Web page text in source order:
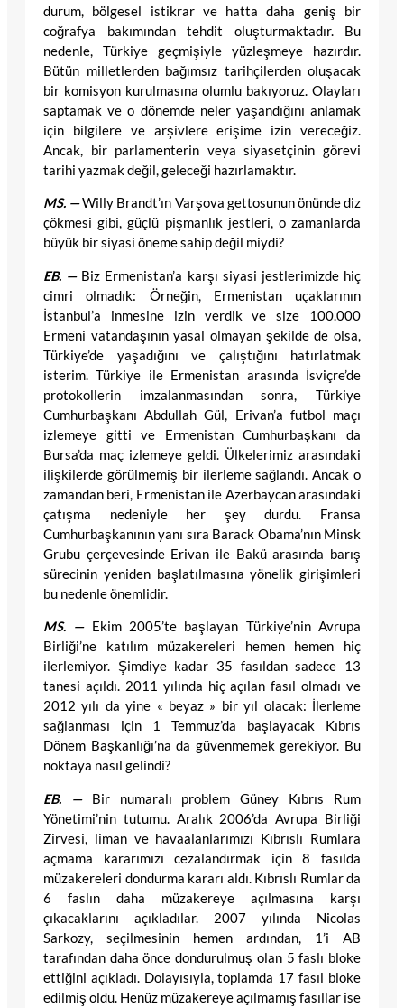
durum, bölgesel istikrar ve hatta daha geniş bir
coğrafya bakımından tehdit oluşturmaktadır. Bu
nedenle, Türkiye geçmişiyle yüzleşmeye hazırdır.
Bütün milletlerden bağımsız tarihçilerden oluşacak
bir komisyon kurulmasına olumlu bakıyoruz. Olayları
saptamak ve o dönemde neler yaşandığını anlamak
için bilgilere ve arşivlere erişime izin vereceğiz.
Ancak, bir parlamenterin veya siyasetçinin görevi
tarihi yazmak değil, geleceği hazırlamaktır.
MS. —Willy Brandt’ın Varşova gettosunun önünde diz
çökmesi gibi, güçlü pişmanlık jestleri, o zamanlarda
büyük bir siyasi öneme sahip değil miydi?
EB. —Biz Ermenistan’a karşı siyasi jestlerimizde hiç
cimri olmadık: Örneğin, Ermenistan uçaklarının
İstanbul’a inmesine izin verdik ve size 100.000
Ermeni vatandaşının yasal olmayan şekilde de olsa,
Türkiye’de yaşadığını ve çalıştığını hatırlatmak
isterim. Türkiye ile Ermenistan arasında İsviçre’de
protokollerin imzalanmasından sonra, Türkiye
Cumhurbaşkanı Abdullah Gül, Erivan’a futbol maçı
izlemeye gitti ve Ermenistan Cumhurbaşkanı da
Bursa’da maç izlemeye geldi. Ülkelerimiz arasındaki
ilişkilerde görülmemiş bir ilerleme sağlandı. Ancak o
zamandan beri, Ermenistan ile Azerbaycan arasındaki
çatışma nedeniyle her şey durdu. Fransa
Cumhurbaşkanının yanı sıra Barack Obama’nın Minsk
Grubu çerçevesinde Erivan ile Bakü arasında barış
sürecinin yeniden başlatılmasına yönelik girişimleri
bu nedenle önemlidir.
MS. —Ekim 2005’te başlayan Türkiye’nin Avrupa
Birliği’ne katılım müzakereleri hemen hemen hiç
ilerlemiyor. Şimdiye kadar 35 fasıldan sadece 13
tanesi açıldı. 2011 yılında hiç açılan fasıl olmadı ve
2012 yılı da yine « beyaz » bir yıl olacak: İlerleme
sağlanması için 1 Temmuz’da başlayacak Kıbrıs
Dönem Başkanlığı’na da güvenmemek gerekiyor. Bu
noktaya nasıl gelindi?
EB. —Bir numaralı problem Güney Kıbrıs Rum
Yönetimi’nin tutumu. Aralık 2006’da Avrupa Birliği
Zirvesi, liman ve havaalanlarımızı Kıbrıslı Rumlara
açmama kararımızı cezalandırmak için 8 fasılda
müzakereleri dondurma kararı aldı. Kıbrıslı Rumlar da
6 faslın daha müzakereye açılmasına karşı
çıkacaklarını açıkladılar. 2007 yılında Nicolas
Sarkozy, seçilmesinin hemen ardından, 1’i AB
tarafından daha önce dondurulmuş olan 5 faslı bloke
ettiğini açıkladı. Dolayısıyla, toplamda 17 fasıl bloke
edilmiş oldu. Henüz müzakereye açılmamış fasıllar ise